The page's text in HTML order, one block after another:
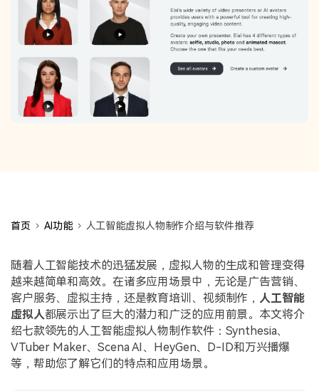
首页 AI功能 人工智能虚拟人物制作介绍与软件推荐
随着人工智能技术的迅猛发展，虚拟人物的生成和管理变得
越来越简单和高效。在诸多应用场景中，无论是广告营销、
客户服务、虚拟主持，还是教育培训、视频制作， 人工智能
虚拟人都展示出了巨大的潜力和广泛的应用前景。本文将介
绍七款领先的人工智能虚拟人物制作软件：Synthesia、
VTuber Maker、Scena AI、HeyGen、D-ID和万兴播爆
等，帮助您了解它们的特点和应用场景。